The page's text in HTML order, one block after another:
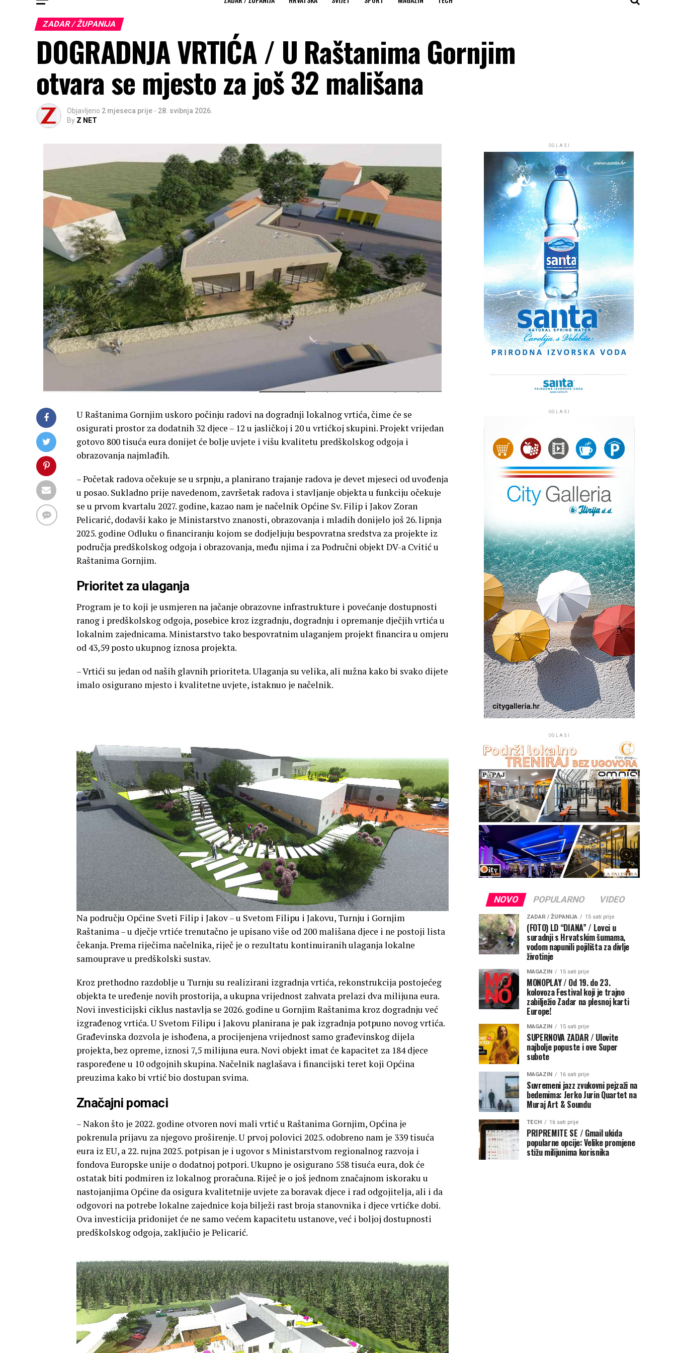
ZADAR / ŽUPANIJA
DOGRADNJA VRTIĆA / U Raštanima Gornjim
otvara se mjesto za još 32 mališana
Objavljeno 2 mjeseca prije - 28. svibnja 2026.
By Z NET
U Raštanima Gornjim uskoro počinju radovi na dogradnji lokalnog vrtića, čime će se
osigurati prostor za dodatnih 32 djece – 12 u jasličkoj i 20 u vrtićkoj skupini. Projekt vrijedan
gotovo 800 tisuća eura donijet će bolje uvjete i višu kvalitetu predškolskog odgoja i
obrazovanja najmlađih.
– Početak radova očekuje se u srpnju, a planirano trajanje radova je devet mjeseci od uvođenja
u posao. Sukladno prije navedenom, završetak radova i stavljanje objekta u funkciju očekuje
se u prvom kvartalu 2027. godine, kazao nam je načelnik Općine Sv. Filip i Jakov Zoran
Pelicarić, dodavši kako je Ministarstvo znanosti, obrazovanja i mladih donijelo još 26. lipnja
2025. godine Odluku o financiranju kojom se dodjeljuju bespovratna sredstva za projekte iz
područja predškolskog odgoja i obrazovanja, među njima i za Područni objekt DV-a Cvitić u
Raštanima Gornjim.
Prioritet za ulaganja
Program je to koji je usmjeren na jačanje obrazovne infrastrukture i povećanje dostupnosti
ranog i predškolskog odgoja, posebice kroz izgradnju, dogradnju i opremanje dječjih vrtića u
lokalnim zajednicama. Ministarstvo tako bespovratnim ulaganjem projekt financira u omjeru
od 43,59 posto ukupnog iznosa projekta.
– Vrtići su jedan od naših glavnih prioriteta. Ulaganja su velika, ali nužna kako bi svako dijete
imalo osigurano mjesto i kvalitetne uvjete, istaknuo je načelnik.
Na području Općine Sveti Filip i Jakov – u Svetom Filipu i Jakovu, Turnju i Gornjim
Raštanima – u dječje vrtiće trenutačno je upisano više od 200 mališana djece i ne postoji lista
čekanja. Prema riječima načelnika, riječ je o rezultatu kontinuiranih ulaganja lokalne
samouprave u predškolski sustav.
Kroz prethodno razdoblje u Turnju su realizirani izgradnja vrtića, rekonstrukcija postojećeg
objekta te uređenje novih prostorija, a ukupna vrijednost zahvata prelazi dva milijuna eura.
Novi investicijski ciklus nastavlja se 2026. godine u Gornjim Raštanima kroz dogradnju već
izgrađenog vrtića. U Svetom Filipu i Jakovu planirana je pak izgradnja potpuno novog vrtića.
Građevinska dozvola je ishođena, a procijenjena vrijednost samo građevinskog dijela
projekta, bez opreme, iznosi 7,5 milijuna eura. Novi objekt imat će kapacitet za 184 djece
raspoređene u 10 odgojnih skupina. Načelnik naglašava i financijski teret koji Općina
preuzima kako bi vrtić bio dostupan svima.
Značajni pomaci
– Nakon što je 2022. godine otvoren novi mali vrtić u Raštanima Gornjim, Općina je
pokrenula prijavu za njegovo proširenje. U prvoj polovici 2025. odobreno nam je 339 tisuća
eura iz EU, a 22. rujna 2025. potpisan je i ugovor s Ministarstvom regionalnog razvoja i
fondova Europske unije o dodatnoj potpori. Ukupno je osigurano 558 tisuća eura, dok će
ostatak biti podmiren iz lokalnog proračuna. Riječ je o još jednom značajnom iskoraku u
nastojanjima Općine da osigura kvalitetnije uvjete za boravak djece i rad odgojitelja, ali i da
odgovori na potrebe lokalne zajednice koja bilježi rast broja stanovnika i djece vrtićke dobi.
Ova investicija pridonijet će ne samo većem kapacitetu ustanove, već i boljoj dostupnosti
predškolskog odgoja, zaključio je Pelicarić.
OGLASI
OGLASI
OGLASI
NOVO POPULARNO VIDEO
ZADAR / ŽUPANIJA 15 sati prije
(FOTO) LD “DIANA” / Lovci u
suradnji s Hrvatskim šumama,
vodom napunili pojilišta za divlje
životinje
MAGAZIN 15 sati prije
MONOPLAY / Od 19. do 23.
kolovoza Festival koji je trajno
zabilježio Zadar na plesnoj karti
Europe!
MAGAZIN 15 sati prije
SUPERNOVA ZADAR / Ulovite
najbolje popuste i ove Super
subote
MAGAZIN 16 sati prije
Suvremeni jazz zvukovni pejzaži na
bedemima: Jerko Jurin Quartet na
Muraj Art & Soundu
TECH 16 sati prije
PRIPREMITE SE / Gmail ukida
popularne opcije: Velike promjene
stižu milijunima korisnika